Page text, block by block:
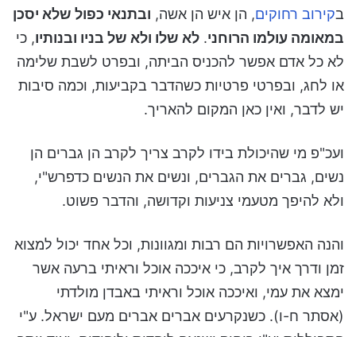
בקירוב רחוקים, הן איש הן אשה, ובתנאי כפול שלא יסכן
במאומה עולמו הרוחני. לא שלו ולא של בניו ובנותיו, כי
לא כל אדם אפשר להכניס הביתה, ובפרט לשבת שלימה
או לחג, ובפרטי פרטיות כשהדבר בקביעות, וכמה סיבות
יש לדבר, ואין כאן המקום להאריך.
ועכ"פ מי שהיכולת בידו לקרב צריך לקרב הן גברים הן
נשים, גברים את הגברים, ונשים את הנשים כדפרש"י,
ולא להיפך מטעמי צניעות וקדושה, והדבר פשוט.
והנה האפשרויות הם רבות ומגוונות, וכל אחד יכול למצוא
זמן ודרך איך לקרב, כי איככה אוכל וראיתי ברעה אשר
ימצא את עמי, ואיככה אוכל וראיתי באבדן מולדתי
(אסתר ח-ו). כשנקרעים אברים אברים מעם ישראל. ע"י